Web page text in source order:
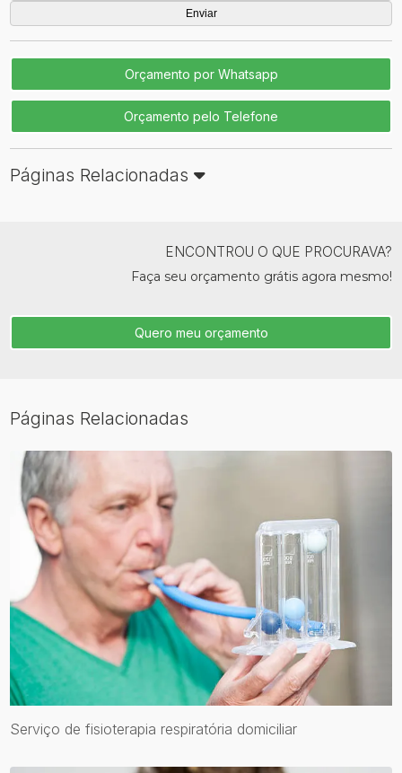
Orçamento por Whatsapp
Orçamento pelo Telefone
Páginas Relacionadas
ENCONTROU O QUE PROCURAVA?
Faça seu orçamento grátis agora mesmo!
Quero meu orçamento
Páginas Relacionadas
Serviço de fisioterapia respiratória domiciliar